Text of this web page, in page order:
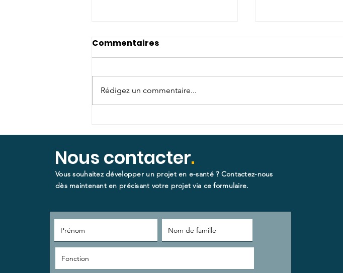
d’application pour la
prise en charge des
dispositifs médicaux
numériques :
télésurveillance
lombalgies
la
témoignages,
Commentaires
Rédigez un commentaire...
Nous contacter.
Vous souhaitez développer un projet en e-santé ? Contactez-nous
dès maintenant en précisant votre projet via ce formulaire.​